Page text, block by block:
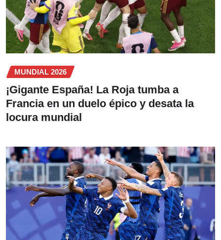
MUNDIAL 2026
¡Gigante España! La Roja tumba a
Francia en un duelo épico y desata la
locura mundial